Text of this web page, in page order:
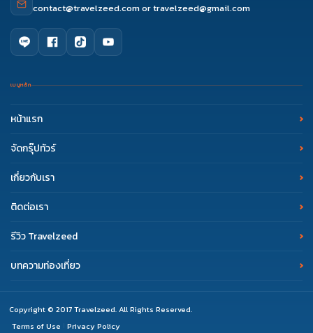
contact@travelzeed.comortravelzeed@gmail.com
เมนูหลัก
หน้าแรก
จัดกรุ๊ปทัวร์
เกี่ยวกับเรา
ติดต่อเรา
รีวิว Travelzeed
บทความท่องเที่ยว
Copyright © 2017 Travelzeed. All Rights Reserved.
Terms of Use
Privacy Policy